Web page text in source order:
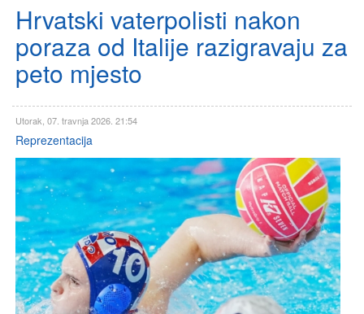
Hrvatski vaterpolisti nakon
poraza od Italije razigravaju za
peto mjesto
Utorak, 07. travnja 2026. 21:54
Reprezentacija